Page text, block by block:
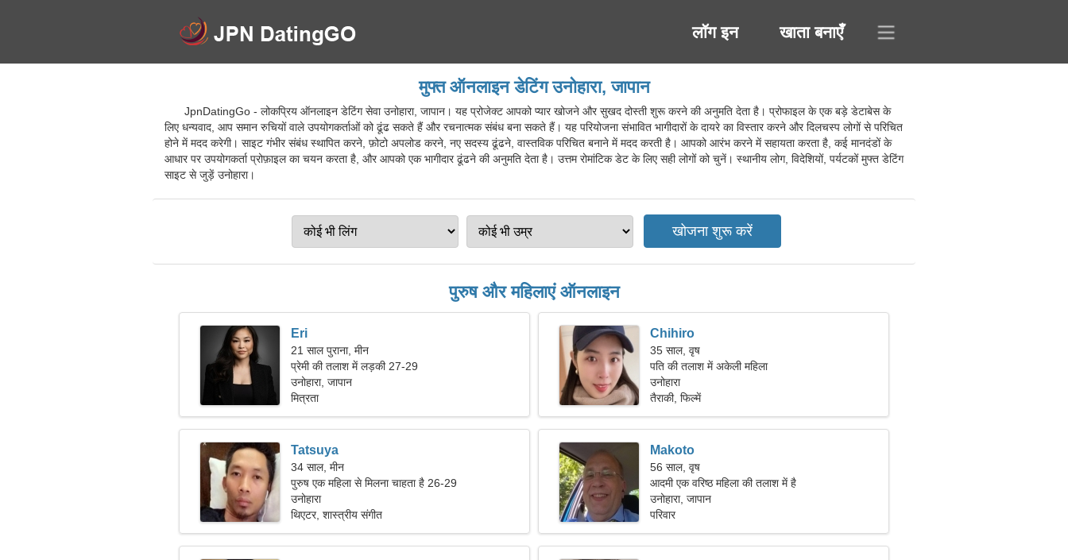
लॉग इन खाता बनाएँ
मुफ्त ऑनलाइन डेटिंग उनोहारा, जापान
JpnDatingGo - लोकप्रिय ऑनलाइन डेटिंग सेवा उनोहारा, जापान। यह प्रोजेक्ट आपको प्यार खोजने और सुखद दोस्ती शुरू करने की अनुमति देता है। प्रोफाइल के एक बड़े डेटाबेस के
लिए धन्यवाद, आप समान रुचियों वाले उपयोगकर्ताओं को ढूंढ सकते हैं और रचनात्मक संबंध बना सकते हैं। यह परियोजना संभावित भागीदारों के दायरे का विस्तार करने और दिलचस्प लोगों से परिचित
होने में मदद करेगी। साइट गंभीर संबंध स्थापित करने, फ़ोटो अपलोड करने, नए सदस्य ढूंढने, वास्तविक परिचित बनाने में मदद करती है। आपको आरंभ करने में सहायता करता है, कई मानदंडों के
आधार पर उपयोगकर्ता प्रोफ़ाइल का चयन करता है, और आपको एक भागीदार ढूंढने की अनुमति देता है। उत्तम रोमांटिक डेट के लिए सही लोगों को चुनें। स्थानीय लोग, विदेशियों, पर्यटकों मुफ्त डेटिंग
साइट से जुड़ें उनोहारा।
पुरुष और महिलाएं ऑनलाइन
Eri
21 साल पुराना, मीन
प्रेमी की तलाश में लड़की 27-29
उनोहारा, जापान
मित्रता
Chihiro
35 साल, वृष
पति की तलाश में अकेली महिला
उनोहारा
तैराकी, फिल्में
Tatsuya
34 साल, मीन
पुरुष एक महिला से मिलना चाहता है 26-29
उनोहारा
थिएटर, शास्त्रीय संगीत
Makoto
56 साल, वृष
आदमी एक वरिष्ठ महिला की तलाश में है
उनोहारा, जापान
परिवार